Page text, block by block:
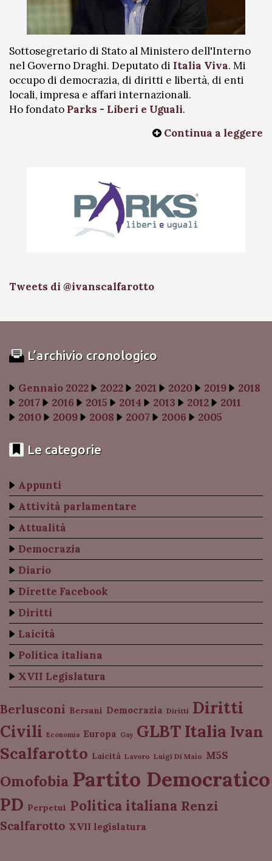
Sottosegretario di Stato al Ministero dell'Interno
nel Governo Draghi. Deputato di Italia Viva. Mi
occupo di democrazia, di diritti e libertà, di enti
locali, impresa e affari internazionali.
Ho fondato Parks - Liberi e Uguali.
Continua a leggere
Tweets di @ivanscalfarotto
L’archivio cronologico
Gennaio 2022 2022 2021 2020 2019
2018
2017
2016 2015 2014 2013 2012
2011
2010
2009 2008 2007 2006 2005
Le categorie
Appunti
Attività parlamentare
Attualità
Democrazia
Diario
Dirette Facebook
Diritti
Laicità
Politica italiana
XVII Legislatura
Berlusconi Bersani Democrazia Diritti Diritti
Civili Economia Europa Gay GLBT Italia Ivan
Scalfarotto Laicità Lavoro Luigi Di Maio M5S
Omofobia Partito Democratico
PD Perpetui Politica italiana Renzi
Scalfarotto XVII legislatura